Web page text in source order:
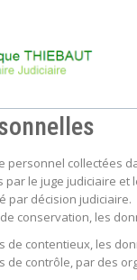
personnel collectées
le juge judiciaire et
par décision judiciaire.
conservation, les
de contentieux, les
de contrôle, par des